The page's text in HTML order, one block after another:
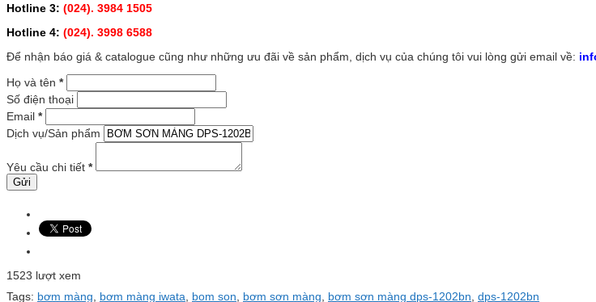
Hotline 3: (024). 3984 1505
Hotline 4: (024). 3998 6588
Để nhận báo giá & catalogue cũng như những ưu đãi về sản phẩm, dịch vụ của chúng tôi vui lòng gửi email về:
Họ và tên *
Số điện thoại
Email *
Dịch vụ/Sản phẩm
Yêu cầu chi tiết *
1523 lượt xem
Tags: bơm màng bơm màng iwata bom son bơm sơn màng bơm sơn màng dps-1202bn dps-1202bn